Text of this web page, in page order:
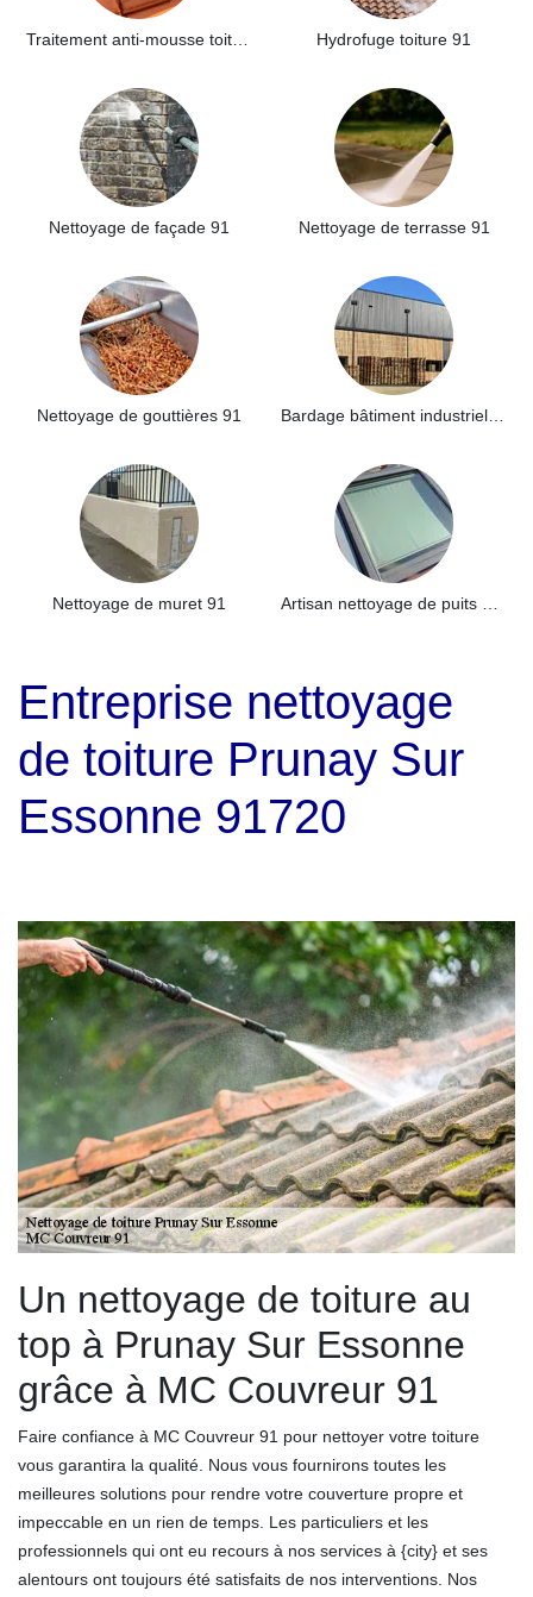
Hydrofuge toiture 91
Nettoyage de façade 91 Nettoyage de terrasse 91
Nettoyage de gouttières 91
Nettoyage de muret 91
Entreprise nettoyage
de toiture Prunay Sur
Essonne 91720
Un nettoyage de toiture au
top à Prunay Sur Essonne
grâce à MC Couvreur 91
Faire confiance à MC Couvreur 91 pour nettoyer votre toiture
vous garantira la qualité. Nous vous fournirons toutes les
meilleures solutions pour rendre votre couverture propre et
impeccable en un rien de temps. Les particuliers et les
professionnels qui ont eu recours à nos services à {city} et ses
alentours ont toujours été satisfaits de nos interventions. Nos